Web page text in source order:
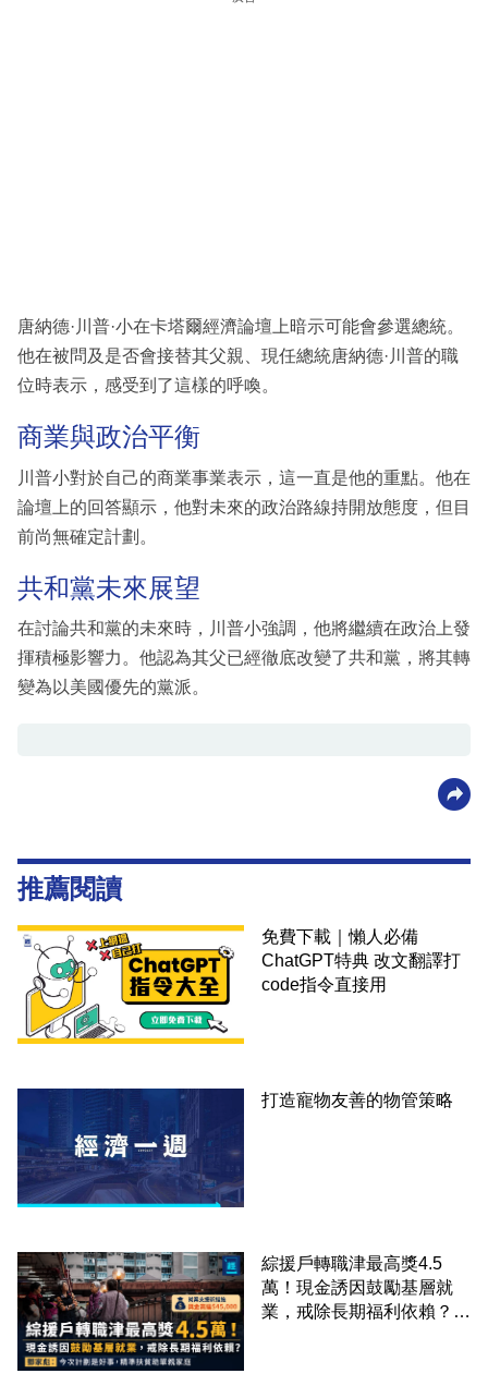
區
唐納德·川普·小在卡塔爾經濟論壇上暗示可能會參選總統。
他在被問及是否會接替其父親、現任總統唐納德·川普的職
位時表示，感受到了這樣的呼喚。
商業與政治平衡
川普小對於自己的商業事業表示，這一直是他的重點。他在
論壇上的回答顯示，他對未來的政治路線持開放態度，但目
前尚無確定計劃。
共和黨未來展望
在討論共和黨的未來時，川普小強調，他將繼續在政治上發
揮積極影響力。他認為其父已經徹底改變了共和黨，將其轉
變為以美國優先的黨派。
推薦閱讀
免費下載｜懶人必備
ChatGPT特典 改文翻譯打
code指令直接用
打造寵物友善的物管策略
綜援戶轉職津最高獎4.5
萬！現金誘因鼓勵基層就
業，戒除長期福利依賴？鄧